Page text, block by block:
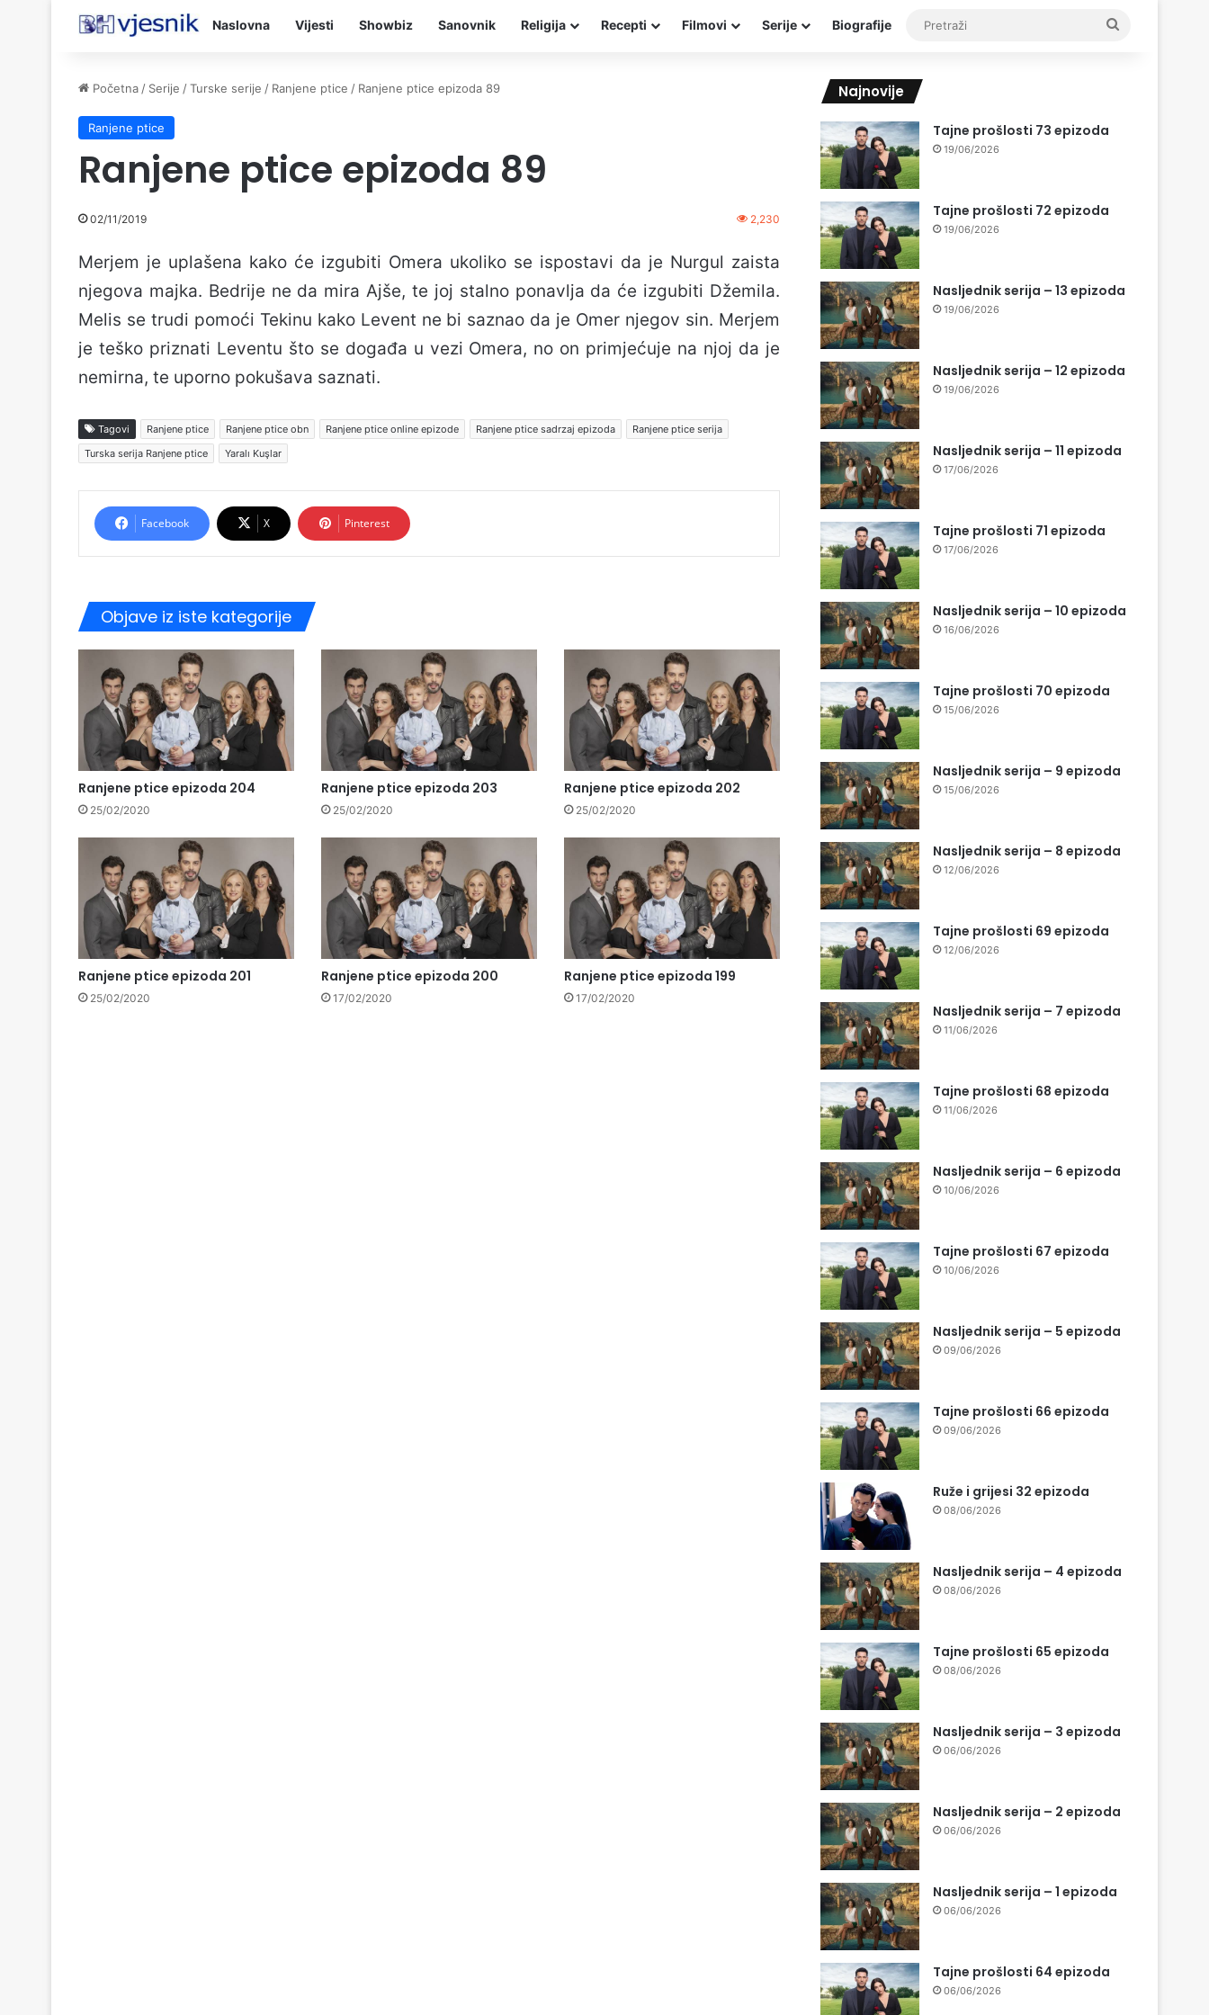
Naslovna Vijesti Showbiz Sanovnik Religija Recepti Filmovi Serije Biografije
Početna / Serije /Turske serije / Ranjene ptice / Ranjene ptice epizoda 89
Ranjene ptice
Ranjene ptice epizoda 89
02/11/2019 2,230
Merjem je uplašena kako će izgubiti Omera ukoliko se ispostavi da je Nurgul zaista
njegova majka. Bedrije ne da mira Ajše, te joj stalno ponavlja da će izgubiti Džemila.
Melis se trudi pomoći Tekinu kako Levent ne bi saznao da je Omer njegov sin. Merjem
je teško priznati Leventu što se događa u vezi Omera, no on primjećuje na njoj da je
nemirna, te uporno pokušava saznati.
Tagovi Ranjene ptice Ranjene ptice obn Ranjene ptice online epizode Ranjene ptice sadrzaj epizoda
Ranjene ptice serija
Turska serija Ranjene ptice
Yaralı Kuşlar
Facebook X Pinterest
Objave iz iste kategorije
Ranjene ptice epizoda 204
25/02/2020
Ranjene ptice epizoda 203
25/02/2020
Ranjene ptice epizoda 202
25/02/2020
Ranjene ptice epizoda 201
25/02/2020
Ranjene ptice epizoda 200
17/02/2020
Ranjene ptice epizoda 199
17/02/2020
Najnovije
Tajne prošlosti 73 epizoda
19/06/2026
Tajne prošlosti 72 epizoda
19/06/2026
Nasljednik serija – 13 epizoda
19/06/2026
Nasljednik serija – 12 epizoda
19/06/2026
Nasljednik serija – 11 epizoda
17/06/2026
Tajne prošlosti 71 epizoda
17/06/2026
Nasljednik serija – 10 epizoda
16/06/2026
Tajne prošlosti 70 epizoda
15/06/2026
Nasljednik serija – 9 epizoda
15/06/2026
Nasljednik serija – 8 epizoda
12/06/2026
Tajne prošlosti 69 epizoda
12/06/2026
Nasljednik serija – 7 epizoda
11/06/2026
Tajne prošlosti 68 epizoda
11/06/2026
Nasljednik serija – 6 epizoda
10/06/2026
Tajne prošlosti 67 epizoda
10/06/2026
Nasljednik serija – 5 epizoda
09/06/2026
Tajne prošlosti 66 epizoda
09/06/2026
Ruže i grijesi 32 epizoda
08/06/2026
Nasljednik serija – 4 epizoda
08/06/2026
Tajne prošlosti 65 epizoda
08/06/2026
Nasljednik serija – 3 epizoda
06/06/2026
Nasljednik serija – 2 epizoda
06/06/2026
Nasljednik serija – 1 epizoda
06/06/2026
Tajne prošlosti 64 epizoda
06/06/2026